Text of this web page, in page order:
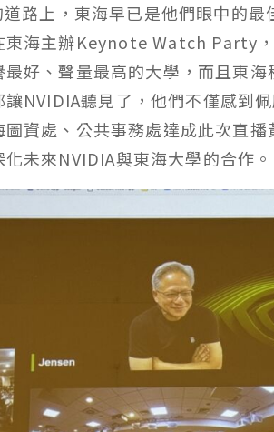
路上，東海早已是他們眼中的
東海主辦Keynote Watch Party
好、聲量最高的大學，而且東海
NVIDIA聽見了，他們不僅感到
資處、公共事務處達成此次直
未來NVIDIA與東海大學的合作。